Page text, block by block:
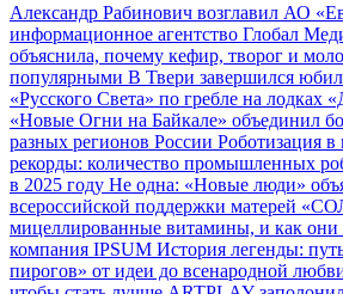
Александр Рабинович возглавил АО
информационное агентство Глобал
объяснила, почему кефир, творог и
популярными В Твери завершился
«Русского Света» по гребле на лодках
«Новые Огни на Байкале» объединил
разных регионов России Роботизация
рекорды: количество промышленных
в 2025 году Не одна: «Новые люди»
всероссийской поддержки матерей
мицеллированные витамины, и как они
компания IPSUM История легенды:
пирогов» от идеи до всенародной